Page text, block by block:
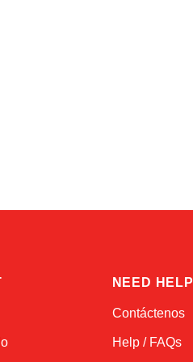
NEED HELP
Contáctenos
Help / FAQs